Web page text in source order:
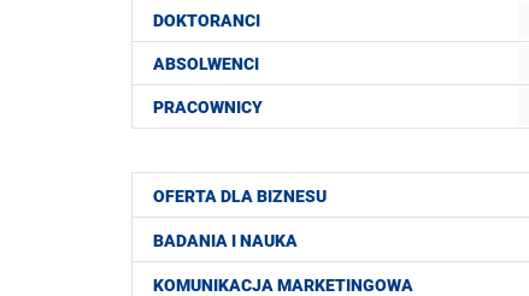
DOKTORANCI
ABSOLWENCI
PRACOWNICY
OFERTA DLA BIZNESU
BADANIA I NAUKA
KOMUNIKACJA MARKETINGOWA